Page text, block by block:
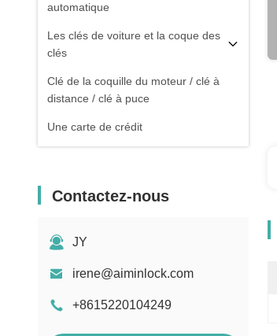
automatique
Les clés de voiture et la coque des
clés
Clé de la coquille du moteur / clé à
distance / clé à puce
Une carte de crédit
Contactez-nous
JY
irene@aiminlock.com
+8615220104249